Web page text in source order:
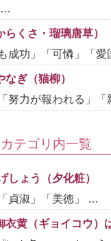
…
くさ・瑠璃唐草）
成功」「可憐」「
ぎ（猫柳）
努力が報われる」
テゴリ内一覧
しょう（夕化粧）
貞淑」「美徳」 …
衣黄（ギョイコウ